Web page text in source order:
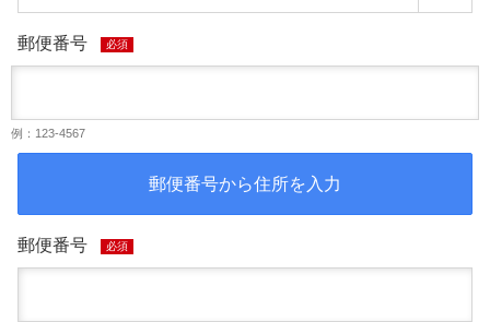
郵便番号 必須
例：123-4567
郵便番号から住所を入力
郵便番号 必須